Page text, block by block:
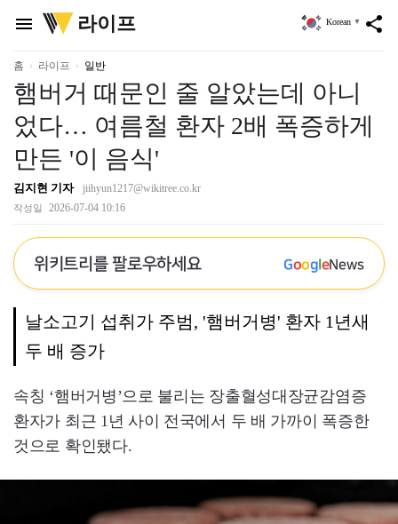
menu
위
키
리
라이프 share
Korean ▼
홈 라이프 일반
햄버거 때문인 줄 알았는데 아니
었다… 여름철 환자 2배 폭증하게
만든 '이 음식'
김지현 기자 jiihyun1217@wikitree.co.kr
작성일 2026-07-04 10:16
위키트리를 팔로우하세요 GoogleNews
날소고기 섭취가 주범, '햄버거병' 환자 1년새
두 배 증가
속칭 ‘햄버거병’으로 불리는 장출혈성대장균감염증
환자가 최근 1년 사이 전국에서 두 배 가까이 폭증한
것으로 확인됐다.